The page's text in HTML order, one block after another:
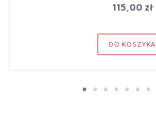
115,00 zł
DO KOSZYKA